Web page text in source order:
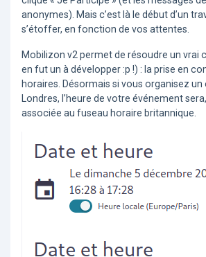
anonymes). Mais c’est là le début d’un
s’étoffer, en fonction de vos attentes.
Mobilizon v2 permet de résoudre un vrai
en fut un à développer :p !) : la prise en
horaires. Désormais si vous organisez
Londres, l’heure de votre événement
associée au fuseau horaire britannique.